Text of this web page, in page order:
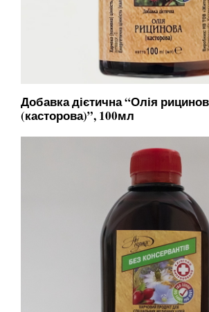
Добавка дієтична “Олія
(касторова)”, 100мл